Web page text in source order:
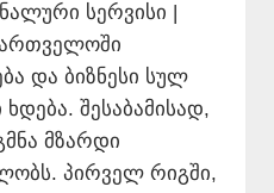
სერვისი |
და ბიზნესი სულ
შესაბამისად,
მზარდი
პირველ რიგში,